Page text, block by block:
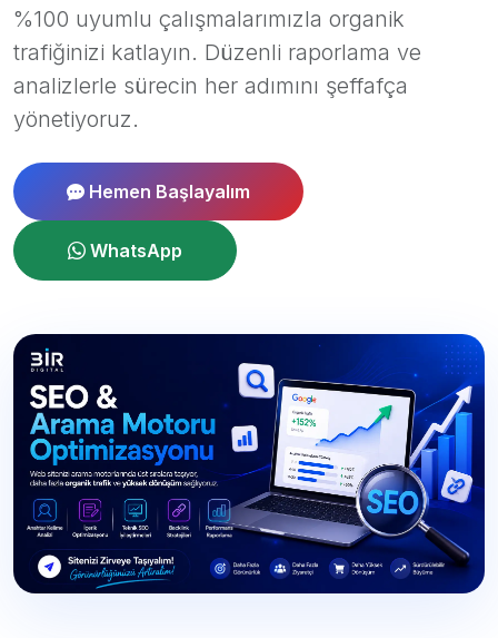
%100 uyumlu çalışmalarımızla organik
trafiğinizi katlayın. Düzenli raporlama ve
analizlerle sürecin her adımını şeffafça
yönetiyoruz.
Hemen Başlayalım
WhatsApp